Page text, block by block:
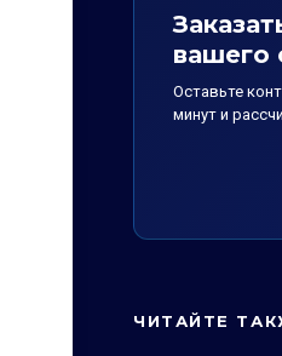
вашего
Оставьте
минут и
ЧИТАЙТЕ